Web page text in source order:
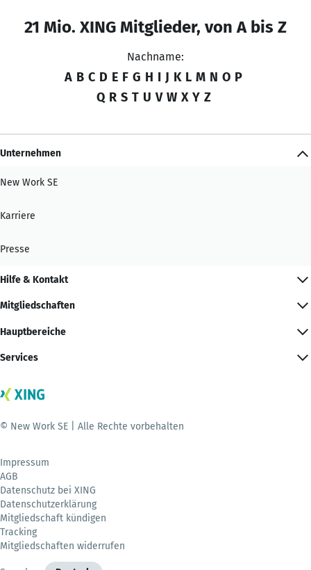
21 Mio. XING Mitglieder, von A bis Z
Nachname:
A B C D E F G H I J K L M N O P
Q R S T U V W X Y Z
Unternehmen
New Work SE
Karriere
Presse
Hilfe & Kontakt
Mitgliedschaften
Hauptbereiche
Services
© New Work SE | Alle Rechte vorbehalten
Impressum
AGB
Datenschutz bei XING
Datenschutzerklärung
Mitgliedschaft kündigen
Tracking
Mitgliedschaften widerrufen